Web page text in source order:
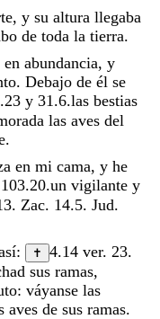
, y su altura llegaba
de toda la tierra.
en abundancia, y
. Debajo de él se
y 31.6.las bestias
las aves del
.
en mi cama, y he
.un vigilante y
. Zac. 14.5. Jud.
: ✝ 4.14 ver. 23.
sus ramas,
: váyanse las
aves de sus ramas.